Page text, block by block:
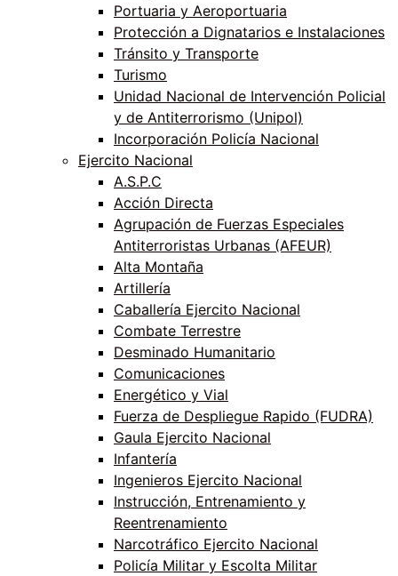
Portuaria y Aeroportuaria
Protección a Dignatarios e Instalaciones
Tránsito y Transporte
Turismo
Unidad Nacional de Intervención Policial
y de Antiterrorismo (Unipol)
Incorporación Policía Nacional
Ejercito Nacional
A.S.P.C
Acción Directa
Agrupación de Fuerzas Especiales
Antiterroristas Urbanas (AFEUR)
Alta Montaña
Artillería
Caballería Ejercito Nacional
Combate Terrestre
Desminado Humanitario
Comunicaciones
Energético y Vial
Fuerza de Despliegue Rapido (FUDRA)
Gaula Ejercito Nacional
Infantería
Ingenieros Ejercito Nacional
Instrucción, Entrenamiento y
Reentrenamiento
Narcotráfico Ejercito Nacional
Policía Militar y Escolta Militar